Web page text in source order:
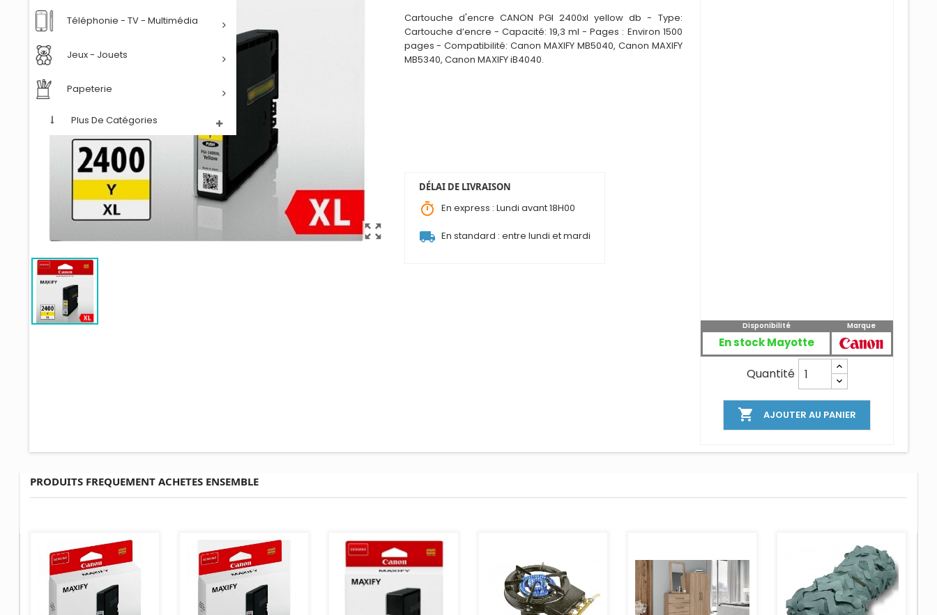
Téléphonie - TV - Multimédia
Jeux - Jouets
Papeterie
Plus De Catégories
zoom_out_map
Cartouche d'encre CANON PGI 2400xl yellow db - Type:
Cartouche d’encre - Capacité: 19,3 ml - Pages : Environ 1500
pages - Compatibilité: Canon MAXIFY MB5040, Canon MAXIFY
MB5340, Canon MAXIFY iB4040.
DÉLAI DE LIVRAISON
timer En express : Lundi avant 18H00
local_shipping En standard : entre lundi et mardi
Disponibilité
En stock Mayotte
Marque
Quantité
 AJOUTER AU PANIER
PRODUITS FREQUEMENT ACHETES ENSEMBLE